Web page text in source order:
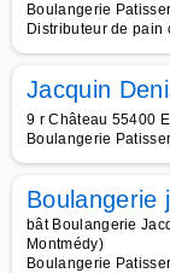
Boulangerie
Distributeur de pain
Jacquin
9 r Château 55400
Boulangerie
Boulangerie
bât Boulangerie
Montmédy)
Boulangerie